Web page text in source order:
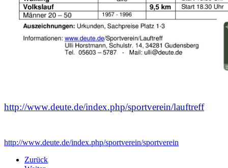
http://www.deute.de/index.php/sportverein/lauftreff
http://www.deute.de/index.php/sportverein/sportverein
Zurück